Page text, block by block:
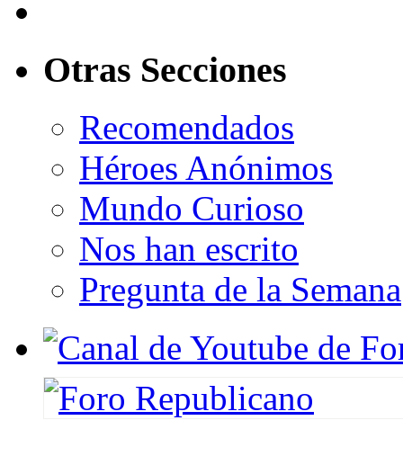
Otras Secciones
Recomendados
Héroes Anónimos
Mundo Curioso
Nos han escrito
Pregunta de la Semana